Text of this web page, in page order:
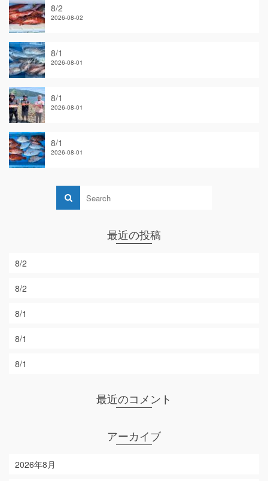
8/2
2026-08-02
8/1
2026-08-01
8/1
2026-08-01
8/1
2026-08-01
最近の投稿
8/2
8/2
8/1
8/1
8/1
最近のコメント
アーカイブ
2026年8月